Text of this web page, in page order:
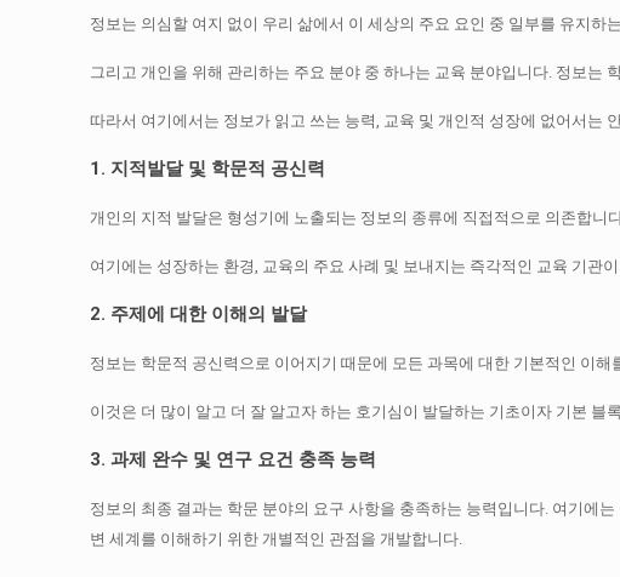
정보는 의심할 여지 없이 우리 삶에서 이 세상의 주요 요인 중 일부를 유지하
그리고 개인을 위해 관리하는 주요 분야 중 하나는 교육 분야입니다. 정보는
따라서 여기에서는 정보가 읽고 쓰는 능력, 교육 및 개인적 성장에 없어서는
1. 지적발달 및 학문적 공신력
개인의 지적 발달은 형성기에 노출되는 정보의 종류에 직접적으로 의존합니
여기에는 성장하는 환경, 교육의 주요 사례 및 보내지는 즉각적인 교육 기관
2. 주제에 대한 이해의 발달
정보는 학문적 공신력으로 이어지기 때문에 모든 과목에 대한 기본적인 이해
이것은 더 많이 알고 더 잘 알고자 하는 호기심이 발달하는 기초이자 기본 블
3. 과제 완수 및 연구 요건 충족 능력
정보의 최종 결과는 학문 분야의 요구 사항을 충족하는 능력입니다. 여기에는
변 세계를 이해하기 위한 개별적인 관점을 개발합니다.